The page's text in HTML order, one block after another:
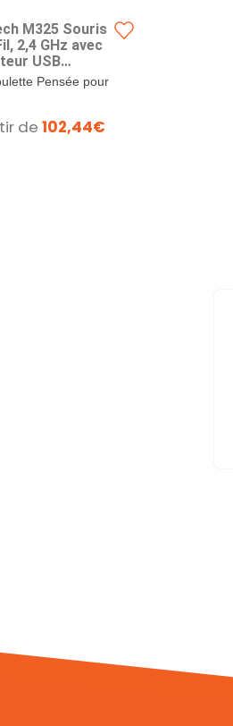
M325 Souris
2,4 GHz avec
USB
Suivi Optique
Durée 18 Mois,
avec
Ordinateur -
Pensée pour
du Web,...
de 102,44€